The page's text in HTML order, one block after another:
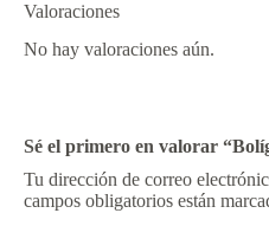
Valoraciones
No hay valoraciones aún.
Sé el primero en valorar
Tu dirección de correo
campos obligatorios están